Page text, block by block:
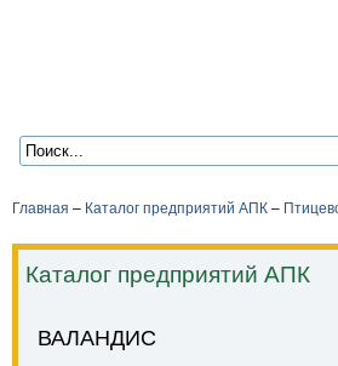
Главная – Каталог предприятий АПК –
Каталог предприятий АПК
ВАЛАНДИС